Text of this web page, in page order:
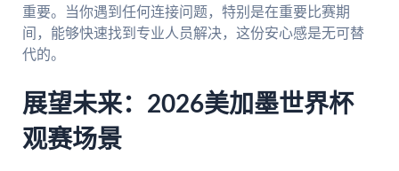
重要。当你遇到任何连接问题，特别是在重要比赛期
间，能够快速找到专业人员解决，这份安心感是无可替
代的。
展望未来：2026美加墨世界杯
观赛场景